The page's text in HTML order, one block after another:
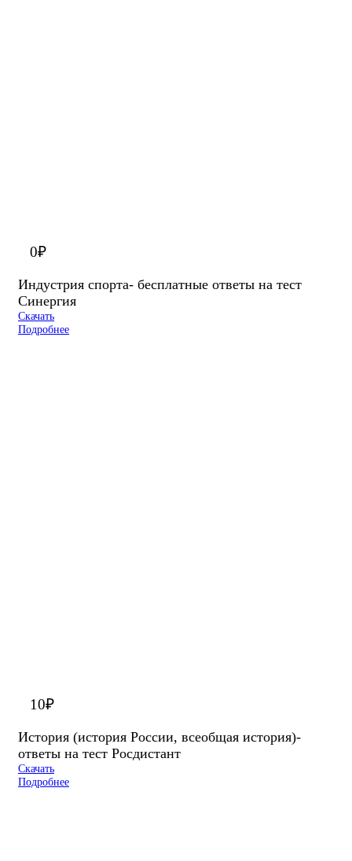
0₽
Индустрия спорта- бесплатные ответы на тест
Синергия
Скачать
Подробнее
10₽
История (история России, всеобщая история)-
ответы на тест Росдистант
Скачать
Подробнее